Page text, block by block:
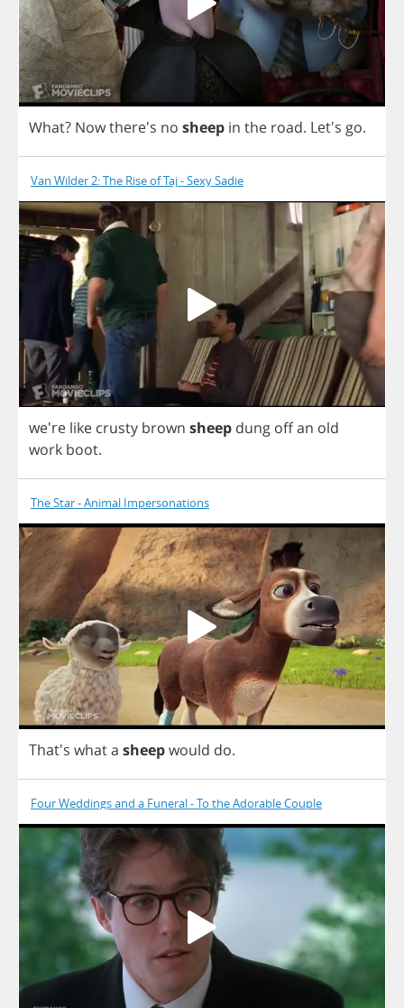
What? Nowthere's no sheep in the road. Let's go.
Van Wilder 2: The Rise of Taj - Sexy Sadie
we're like crusty brown sheep dung offan old
work boot.
The Star - Animal Impersonations
That's whata sheepwould do.
Four Weddings and a Funeral - To the Adorable Couple